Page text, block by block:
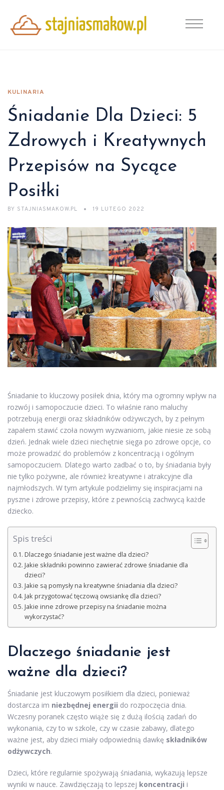
KULINARIA
Śniadanie Dla Dzieci: 5
Zdrowych i Kreatywnych
Przepisów na Sycące
Posiłki
BY STAJNIASMAKOW.PL 19 LUTEGO 2022
Śniadanie to kluczowy posiłek dnia, który ma ogromny wpływ na
rozwój i samopoczucie dzieci. To właśnie rano maluchy
potrzebują energii oraz składników odżywczych, by z pełnym
zapałem stawić czoła nowym wyzwaniom, jakie niesie ze sobą
dzień. Jednak wiele dzieci niechętnie sięga po zdrowe opcje, co
może prowadzić do problemów z koncentracją i ogólnym
samopoczuciem. Dlatego warto zadbać o to, by śniadania były
nie tylko pożywne, ale również kreatywne i atrakcyjne dla
najmłodszych. W tym artykule podzielimy się inspiracjami na
pyszne i zdrowe przepisy, które z pewnością zachwycą każde
dziecko.
Spis treści
Dlaczego śniadanie jest ważne dla dzieci?
Jakie składniki powinno zawierać zdrowe śniadanie dla
dzieci?
Jakie są pomysły na kreatywne śniadania dla dzieci?
Jak przygotować tęczową owsiankę dla dzieci?
Jakie inne zdrowe przepisy na śniadanie można
wykorzystać?
Dlaczego śniadanie jest
ważne dla dzieci?
Śniadanie jest kluczowym posiłkiem dla dzieci, ponieważ
dostarcza im niezbędnej energii do rozpoczęcia dnia.
Wczesny poranek często wiąże się z dużą ilością zadań do
wykonania, czy to w szkole, czy w czasie zabawy, dlatego
ważne jest, aby dzieci miały odpowiednią dawkę składników
odżywczych.
Dzieci, które regularnie spożywają śniadania, wykazują lepsze
wyniki w nauce. Zawdzięczają to lepszej koncentracji i